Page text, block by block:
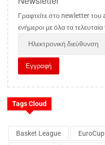
Γραφτείτε στο newletter του
ενήμεροι με όλα τα
Tags Cloud
Basket League EuroCup